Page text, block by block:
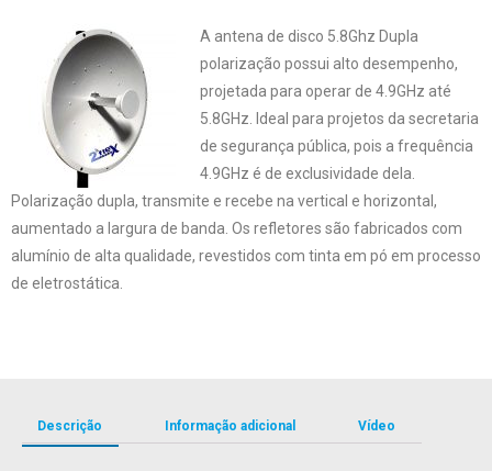
A antena de disco 5.8Ghz Dupla
polarização possui alto desempenho,
projetada para operar de 4.9GHz até
5.8GHz. Ideal para projetos da secretaria
de segurança pública, pois a frequência
4.9GHz é de exclusividade dela.
Polarização dupla, transmite e recebe na vertical e horizontal,
aumentado a largura de banda. Os refletores são fabricados com
alumínio de alta qualidade, revestidos com tinta em pó em processo
de eletrostática.
Descrição Informação adicional Vídeo